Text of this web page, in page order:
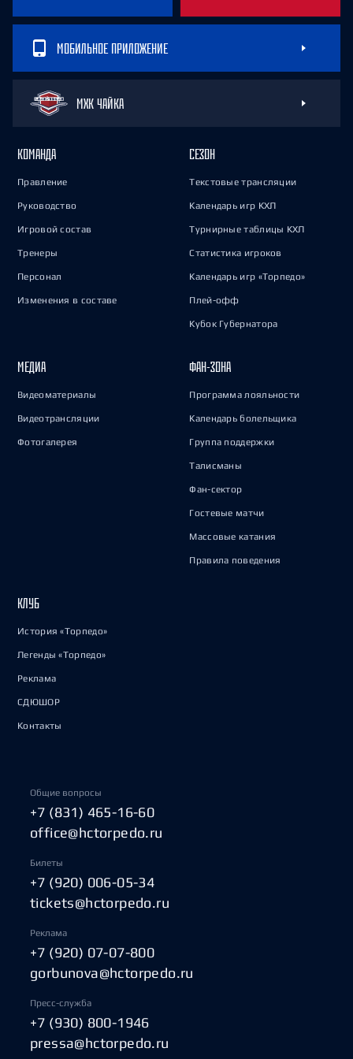
МОБИЛЬНОЕ ПРИЛОЖЕНИЕ
МХК ЧАЙКА
КОМАНДА
Правление
Руководство
Игровой состав
Тренеры
Персонал
Изменения в составе
СЕЗОН
Текстовые трансляции
Календарь игр КХЛ
Турнирные таблицы КХЛ
Статистика игроков
Календарь игр «Торпедо»
Плей-офф
Кубок Губернатора
МЕДИА
Видеоматериалы
Видеотрансляции
Фотогалерея
ФАН-ЗОНА
Программа лояльности
Календарь болельщика
Группа поддержки
Талисманы
Фан-сектор
Гостевые матчи
Массовые катания
Правила поведения
КЛУБ
История «Торпедо»
Легенды «Торпедо»
Реклама
СДЮШОР
Контакты
Общие вопросы
+7 (831) 465-16-60
office@hctorpedo.ru
Билеты
+7 (920) 006-05-34
tickets@hctorpedo.ru
Реклама
+7 (920) 07-07-800
gorbunova@hctorpedo.ru
Пресс-служба
+7 (930) 800-1946
pressa@hctorpedo.ru